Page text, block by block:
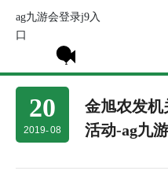
ag九游会登录j9入
口
所
20
2019-08
金旭农发机
活动-ag九